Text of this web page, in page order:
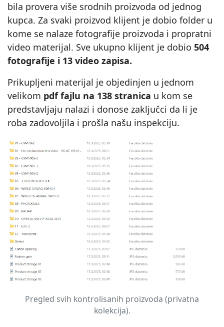
bila provera više srodnih proizvoda od jednog
kupca. Za svaki proizvod klijent je dobio folder u
kome se nalaze fotografije proizvoda i propratni
video materijal. Sve ukupno klijent je dobio 504
fotografije i 13 video zapisa.
Prikupljeni materijal je objedinjen u jednom
velikom pdf fajlu na 138 stranica u kom se
predstavljaju nalazi i donose zaključci da li je
roba zadovoljila i prošla našu inspekciju.
Pregled svih kontrolisanih proizvoda (privatna
kolekcija).